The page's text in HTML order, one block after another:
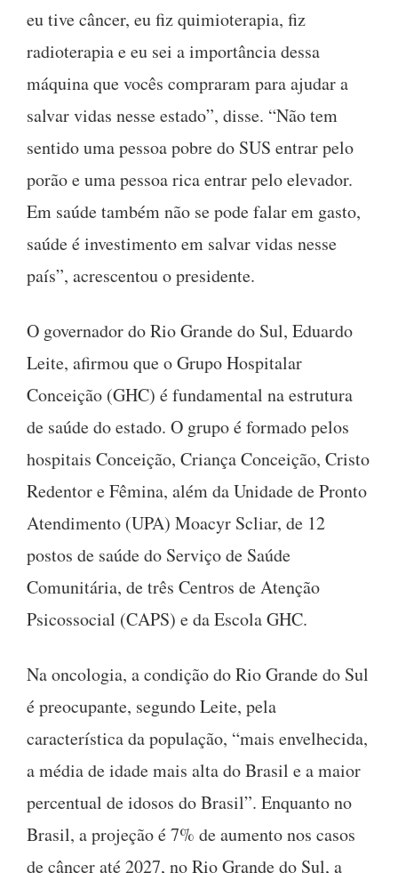
eu tive câncer, eu fiz quimioterapia, fiz
radioterapia e eu sei a importância dessa
máquina que vocês compraram para ajudar a
salvar vidas nesse estado”, disse. “Não tem
sentido uma pessoa pobre do SUS entrar pelo
porão e uma pessoa rica entrar pelo elevador.
Em saúde também não se pode falar em gasto,
saúde é investimento em salvar vidas nesse
país”, acrescentou o presidente.
O governador do Rio Grande do Sul, Eduardo
Leite, afirmou que o Grupo Hospitalar
Conceição (GHC) é fundamental na estrutura
de saúde do estado. O grupo é formado pelos
hospitais Conceição, Criança Conceição, Cristo
Redentor e Fêmina, além da Unidade de Pronto
Atendimento (UPA) Moacyr Scliar, de 12
postos de saúde do Serviço de Saúde
Comunitária, de três Centros de Atenção
Psicossocial (CAPS) e da Escola GHC.
Na oncologia, a condição do Rio Grande do Sul
é preocupante, segundo Leite, pela
característica da população, “mais envelhecida,
a média de idade mais alta do Brasil e a maior
percentual de idosos do Brasil”. Enquanto no
Brasil, a projeção é 7% de aumento nos casos
de câncer até 2027, no Rio Grande do Sul, a